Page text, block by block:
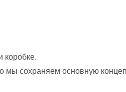
коробке.
мы сохраняем основную